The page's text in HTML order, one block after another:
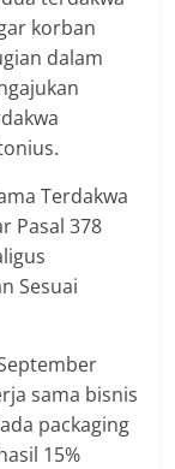
korban
dalam
Terdakwa
Pasal 378
Sesuai
sama bisnis
packaging
15%